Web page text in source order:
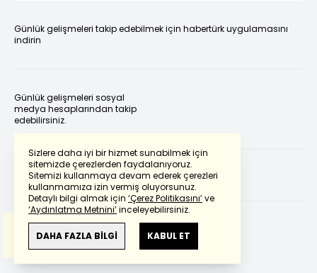
Sizlere daha iyi bir hizmet sunabilmek için
sitemizde çerezlerden faydalanıyoruz.
Sitemizi kullanmaya devam ederek çerezleri
kullanmamıza izin vermiş oluyorsunuz.
Detaylı bilgi almak için ‘Çerez Politikasını’ve
‘Aydınlatma Metnini’inceleyebilirsiniz.
DAHA FAZLA BİLGİ KABUL ET
Günlük gelişmeleri takip edebilmek için habertürk uygulamasını
indirin
Günlük gelişmeleri sosyal
medya hesaplarından takip
edebilirsiniz.
Bu çevirideGoogle Transletekullanılmıştır.
Anlam ve çeviri hatalarından
haberturk.com
sorumlu değildir.